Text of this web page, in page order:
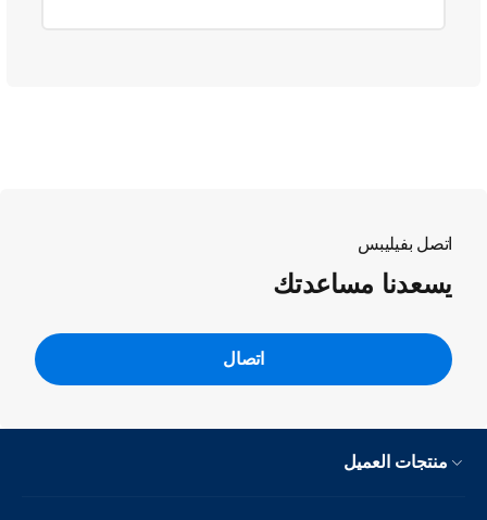
اتصل بفيليبس
يسعدنا مساعدتك
اتصال
منتجات العميل